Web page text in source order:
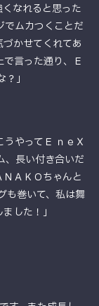
なれると思った
でムカつくことだ
かせてくれてあ
言った通り、Ｅ
」
やってＥ ｎｅＸ
、長い付き合いだ
ＡＫＯちゃんと
も巻いて、私は舞
した！」